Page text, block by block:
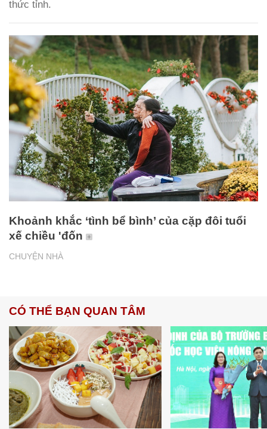
thức tỉnh.
CHUYỆN NHÀ
Khoảnh khắc ‘tình bể bình’ của cặp đôi tuổi
xế chiều 'đốn
CÓ THỂ BẠN QUAN TÂM